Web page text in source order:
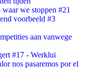
we stoppen #21
voorbeeld #3
aan vanwege
#17 - Werklui
nos pasaremos por el